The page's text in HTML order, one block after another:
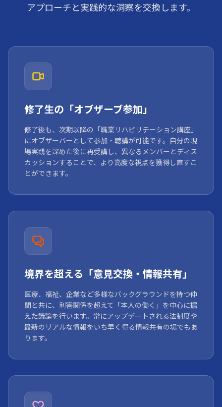
アプローチと実践的な洞察を交換します。
修了生の「オブザーブ参加」
修了後も、次期以降の「職業リハビリテーション講座」
にオブザーバーとして参加・聴講が可能です。自分の現
場実践を深めた後に再受講し、異なるメンバーとディス
カッションすることで、より高度な視点を獲得し直すこ
とができます。
境界を超える「意見交換・情報共有」
医療、福祉、企業など多様なバックグラウンドを持つ仲
間と共に、利害関係を超えて「本人の働く」を中心に据
えた議論を行います。常にアップデートされる法制度や
最新のリアルな情報をいち早く得る情報共有の場でもあ
ります。